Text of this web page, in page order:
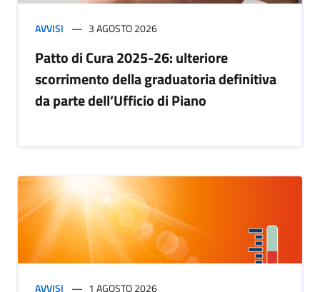
AVVISI 3 AGOSTO 2026
Patto di Cura 2025-26: ulteriore
scorrimento della graduatoria definitiva
da parte dell’Ufficio di Piano
AVVISI 1 AGOSTO 2026